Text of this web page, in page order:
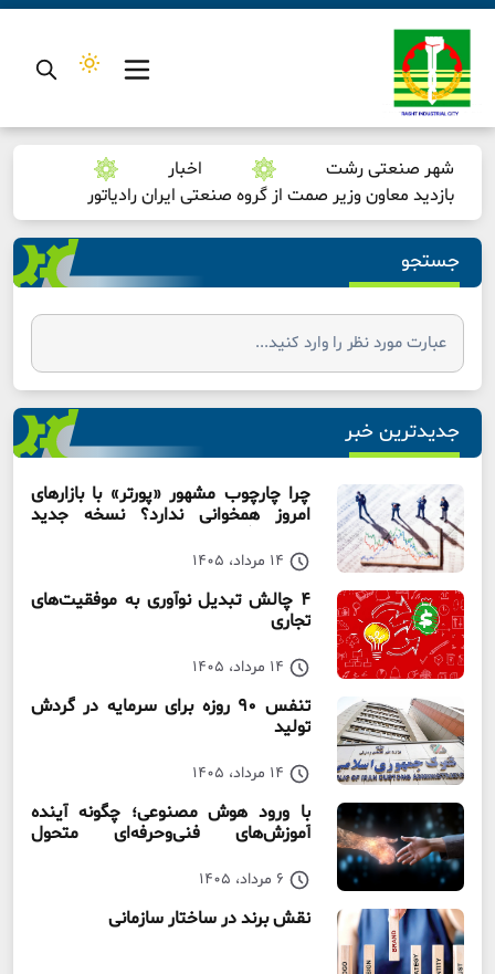
شهر صنعتی رشت
اخبار
بازدید معاون وزیر صمت از گروه صنعتی ایران رادیاتور
جستجو
جدیدترین خبر
چرا چارچوب مشهور «پورتر» با بازارهای
امروز همخوانی ندارد؟ نسخه جدید
14 مرداد، 1405
۴ چالش تبدیل نوآوری به موفقیت‌های
تجاری
14 مرداد، 1405
تنفس ۹۰ روزه برای سرمایه در گردش
تولید
14 مرداد، 1405
با ورود هوش مصنوعی؛ چگونه آینده
آموزش‌های فنی‌وحرفه‌ای متحول
6 مرداد، 1405
نقش برند در ساختار سازمانی